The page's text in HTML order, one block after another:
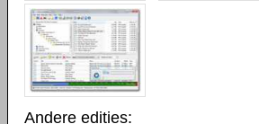
Andere edities: